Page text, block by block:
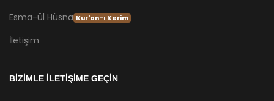
Esma-ül Hüsna Kur'an-ı Kerim
İletişim
BİZİMLE İLETİŞİME GEÇİN